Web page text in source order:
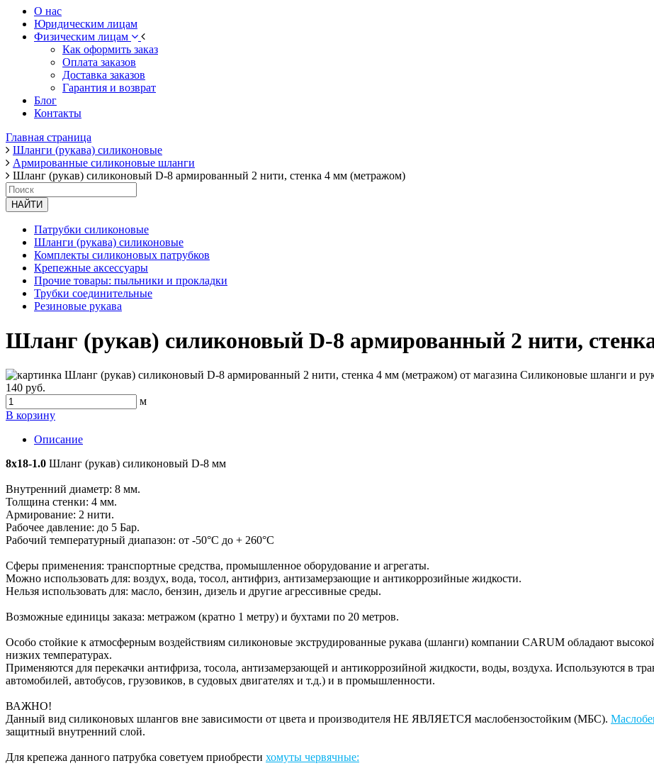
О нас
Юридическим лицам
Физическим лицам
Как оформить заказ
Оплата заказов
Доставка заказов
Гарантия и возврат
Блог
Контакты
Главная страница
Шланги (рукава) силиконовые
Армированные силиконовые шланги
Шланг (рукав) силиконовый D-8 армированный 2 нити, стенка 4 мм (метражом)
НАЙТИ
Патрубки силиконовые
Шланги (рукава) силиконовые
Комплекты силиконовых патрубков
Крепежные аксессуары
Прочие товары: пыльники и прокладки
Трубки соединительные
Резиновые рукава
Шланг (рукав) силиконовый D-8 армированный 2 нити,
140 руб.
м
В корзину
Описание
8x18-1.0 Шланг (рукав) силиконовый D-8 мм
Внутренний диаметр: 8 мм.
Толщина стенки: 4 мм.
Армирование: 2 нити.
Рабочее давление: до 5 Бар.
Рабочий температурный диапазон: от -50°С до + 260°С
Сферы применения: транспортные средства, промышленное оборудование и агрегаты.
Можно использовать для: воздух, вода, тосол, антифриз, антизамерзающие и антикоррозийные жидкости.
Нельзя использовать для: масло, бензин, дизель и другие агрессивные среды.
Возможные единицы заказа: метражом (кратно 1 метру) и бухтами по 20 метров.
Особо стойкие к атмосферным воздействиям силиконовые экструдированные рукава (шланги) компании CARUM обладают
низких температурах.
Применяются для перекачки антифриза, тосола, антизамерзающей и антикоррозийной жидкости, воды, воздуха. Используются в
автомобилей, автобусов, грузовиков, в судовых двигателях и т.д.) и в промышленности.
ВАЖНО!
Данный вид силиконовых шлангов вне зависимости от цвета и производителя НЕ ЯВЛЯЕТСЯ маслобензостойким (МБС).
защитный внутренний слой.
Для крепежа данного патрубка советуем приобрести хомуты червячные: